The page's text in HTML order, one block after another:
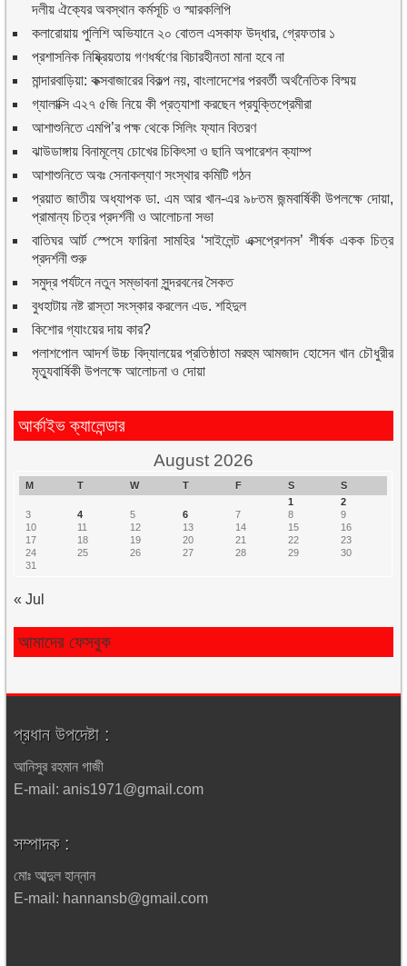
দলীয় ঐক্যের অবস্থান কর্মসূচি ও স্মারকলিপি
কলারোয়ায় পুলিশি অভিযানে ২০ বোতল এসকাফ উদ্ধার, গ্রেফতার ১
প্রশাসনিক নিষ্ক্রিয়তায় গণধর্ষণের বিচারহীনতা মানা হবে না
মান্দারবাড়িয়া: কক্সবাজারের বিকল্প নয়, বাংলাদেশের পরবর্তী অর্থনৈতিক বিস্ময়
গ্যালাক্সি এ২৭ ৫জি নিয়ে কী প্রত্যাশা করছেন প্রযুক্তিপ্রেমীরা
আশাশুনিতে এমপি’র পক্ষ থেকে সিলিং ফ্যান বিতরণ
ঝাউডাঙ্গায় বিনামূল্যে চোখের চিকিৎসা ও ছানি অপারেশন ক্যাম্প
আশাশুনিতে অবঃ সেনাকল্যাণ সংস্থার কমিটি গঠন
প্রয়াত জাতীয় অধ্যাপক ডা. এম আর খান-এর ৯৮তম জন্মবার্ষিকী উপলক্ষে দোয়া,
প্রামান্য চিত্র প্রদর্শনী ও আলোচনা সভা
বাতিঘর আর্ট স্পেসে ফারিনা সামহির ‘সাইলেন্ট এক্সপ্রেশনস’ শীর্ষক একক চিত্র
প্রদর্শনী শুরু
সমুদ্র পর্যটনে নতুন সম্ভাবনা সুন্দরবনের সৈকত
বুধহাটায় নষ্ট রাস্তা সংস্কার করলেন এড. শহিদুল
কিশোর গ্যাংয়ের দায় কার?
পলাশপোল আদর্শ উচ্চ বিদ্যালয়ের প্রতিষ্ঠাতা মরহুম আমজাদ হোসেন খান চৌধুরীর
মৃত্যুবার্ষিকী উপলক্ষে আলোচনা ও দোয়া
আর্কাইভ ক্যালেন্ডার
August 2026
M T W T F S
S
1
2
3
4 5 6 7 8
9
10
11 12 13 14 15
16
17
18 19 20 21 22
23
24
25 26 27 28 29
30
31
« Jul
আমাদের ফেসবুক
প্রধান উপদেষ্টা :
আনিসুর রহমান গাজী
E-mail: anis1971@gmail.com
সম্পাদক :
মোঃ আব্দুল হান্নান
E-mail: hannansb@gmail.com